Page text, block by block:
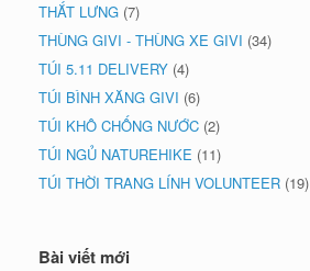
THẮT LƯNG (7)
THÙNG GIVI - THÙNG XE GIVI (34)
TÚI 5.11 DELIVERY (4)
TÚI BÌNH XĂNG GIVI (6)
TÚI KHÔ CHỐNG NƯỚC (2)
TÚI NGỦ NATUREHIKE (11)
TÚI THỜI TRANG LÍNH VOLUNTEER (19)
Bài viết mới